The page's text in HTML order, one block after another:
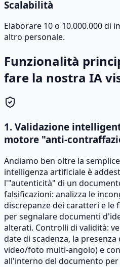
Scalabilità
Elaborare 10 o 10.000.000 di
altro personale.
Funzionalità
fare la nostra IA
1. Validazione
motore "anti-
Andiamo ben oltre la
intelligenza artificiale è
l'"autenticità" di un
falsificazioni: analizza le
discrepanze dei caratteri e le
per segnalare documenti
alterati. Controlli di validità:
date di scadenza, la
video/foto multi-angolo) e
all'interno del documento